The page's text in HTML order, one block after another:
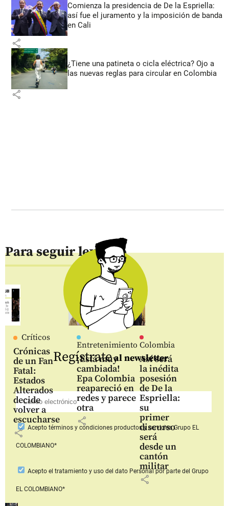
Comienza la presidencia de De la Espriella:
así fue el juramento y la imposición de banda
en Cali
share
¿Tiene una patineta o cicla eléctrica? Ojo a
las nuevas reglas para circular en Colombia
share
Para seguir leyendo
Críticos
Crónicas
de un Fan
Fatal:
Estados
Alterados
decide
volver a
escucharse
share
Entretenimiento
¡Está muy
cambiada!
Epa Colombia
reapareció en
redes y parece
otra
share
Colombia
Así será
la inédita
posesión
de De la
Espriella:
su
primer
discurso
será
desde un
cantón
militar
share
Regístrateal newsletter
Aceptotérminos y condiciones productos y serviciosGrupo EL
COLOMBIANO*
Acepto el tratamiento y uso del dato Personalpor parte del Grupo
EL COLOMBIANO*